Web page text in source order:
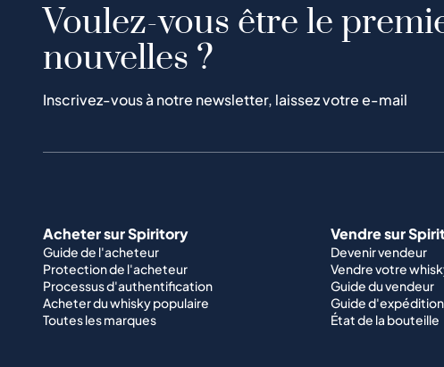
Voulez-vous être le
nouvelles ?
Inscrivez-vous à notre newsletter, laissez votre e-mail
Acheter sur Spiritory
Guide de l'acheteur
Protection de l'acheteur
Processus d'authentification
Acheter du whisky populaire
Toutes les marques
Vendre sur
Devenir vendeur
Vendre votre
Guide du vendeur
Guide d'expédition
État de la bouteille